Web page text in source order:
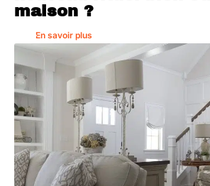
maison ?
En savoir plus